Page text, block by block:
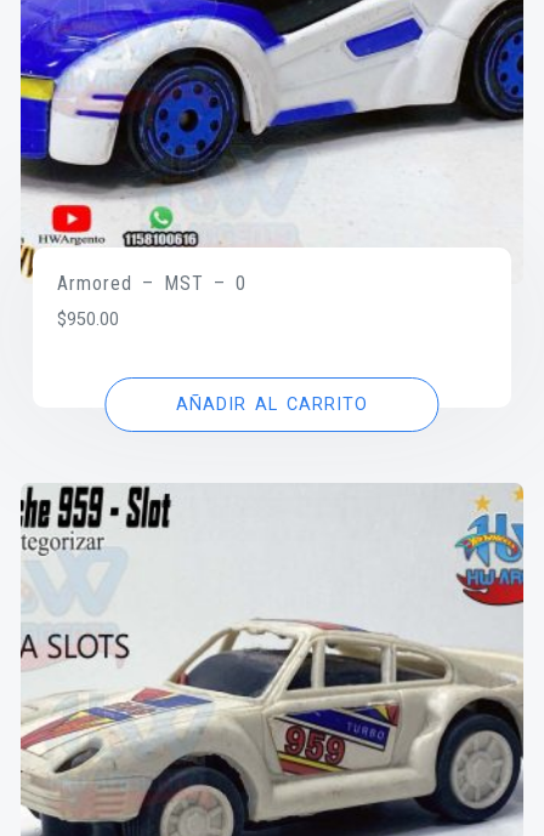
Armored – MST – 0
$950.00
AÑADIR AL CARRITO